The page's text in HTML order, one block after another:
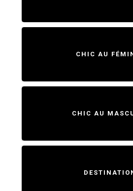
CHIC AU
CHIC AU